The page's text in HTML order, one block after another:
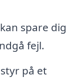
spare dig
fejl.
på et